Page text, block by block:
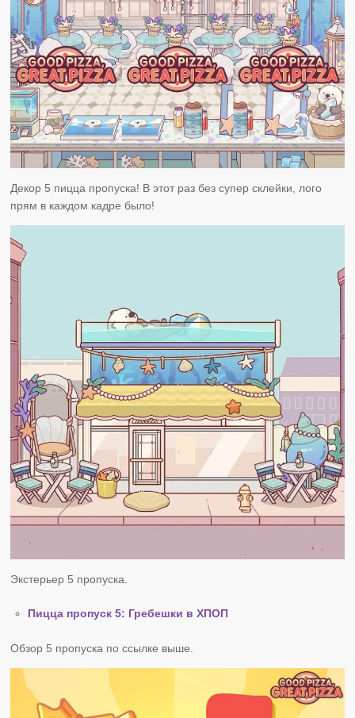
Декор 5 пицца пропуска! В этот раз без супер склейки, лого
прям в каждом кадре было!
Экстерьер 5 пропуска.
Пицца пропуск 5: Гребешки в ХПОП
Обзор 5 пропуска по ссылке выше.